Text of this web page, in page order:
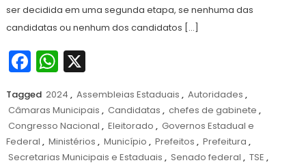
ser decidida em uma segunda etapa, se nenhuma das
candidatas ou nenhum dos candidatos […]
Facebook
WhatsApp
X
Tagged 2024 , Assembleias Estaduais , Autoridades ,
Câmaras Municipais , Candidatas , chefes de gabinete ,
Congresso Nacional , Eleitorado , Governos Estadual e
Federal , Ministérios , Município , Prefeitos , Prefeitura ,
Secretarias Municipais e Estaduais , Senado federal , TSE ,